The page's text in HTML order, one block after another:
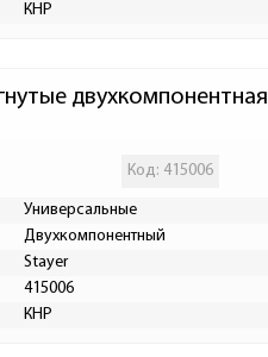
КНР
двухкомпонентная
Код: 415006
Универсальные
Двухкомпонентный
Stayer
415006
КНР